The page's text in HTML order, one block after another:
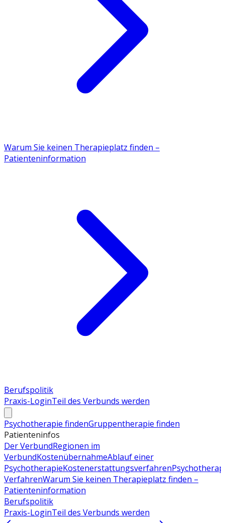
Warum Sie keinen Therapieplatz finden –
Patienteninformation
Berufspolitik
Praxis-LoginTeil des Verbunds werden
Psychotherapie findenGruppentherapie finden
Patienteninfos
Der VerbundRegionen im
VerbundKostenübernahmeAblauf einer
PsychotherapieKostenerstattungsverfahren
VerfahrenWarum Sie keinen Therapieplatz finden –
Patienteninformation
Berufspolitik
Praxis-LoginTeil des Verbunds werden